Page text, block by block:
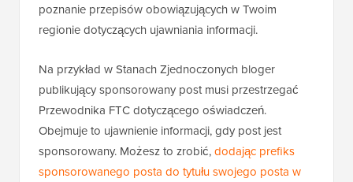
poznanie przepisów obowiązujących w Twoim
regionie dotyczących ujawniania informacji.
Na przykład w Stanach Zjednoczonych bloger
publikujący sponsorowany post musi przestrzegać
Przewodnika FTC dotyczącego oświadczeń.
Obejmuje to ujawnienie informacji, gdy post jest
sponsorowany. Możesz to zrobić,dodając prefiks
sponsorowanego posta do tytułu swojego posta w